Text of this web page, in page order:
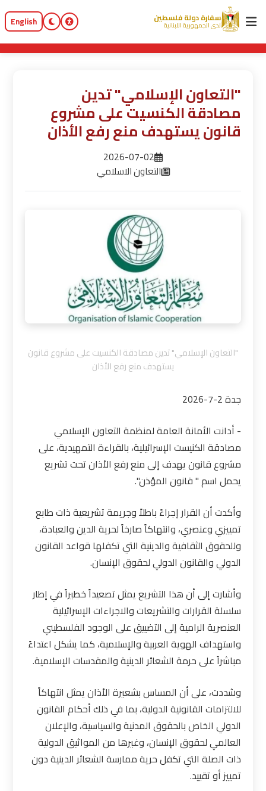
سفارة دولة فلسطين
لدى الجمهورية اللبنانية English
"التعاون الإسلامي" تدين
مصادقة الكنسيت على مشروع
قانون يستهدف منع رفع الأذان
2026-07-02
التعاون الاسلامي
"التعاون الإسلامي" تدين مصادقة الكنسيت على مشروع قانون
يستهدف منع رفع الأذان
جدة 2-7-2026
- أدانت الأمانة العامة لمنظمة التعاون الإسلامي
مصادقة الكنيست الإسرائيلية، بالقراءة التمهيدية، على
مشروع قانون يهدف إلى منع رفع الأذان تحت تشريع
يحمل اسم " قانون المؤذن".
وأكدت أن القرار إجراءً باطلاً وجريمة تشريعية ذات طابع
تمييزي وعنصري، وانتهاكاً صارخاً لحرية الدين والعبادة،
وللحقوق الثقافية والدينية التي تكفلها قواعد القانون
الدولي والقانون الدولي لحقوق الإنسان.
وأشارت إلى أن هذا التشريع يمثل تصعيداً خطيراً في إطار
سلسلة القرارات والتشريعات والاجراءات الإسرائيلية
العنصرية الرامية إلى التضييق على الوجود الفلسطيني
واستهداف الهوية العربية والإسلامية، كما يشكل اعتداءً
مباشراً على حرمة الشعائر الدينية والمقدسات الإسلامية.
وشددت، على أن المساس بشعيرة الأذان يمثل انتهاكاً
للالتزامات القانونية الدولية، بما في ذلك أحكام القانون
الدولي الخاص بالحقوق المدنية والسياسية، والإعلان
العالمي لحقوق الإنسان، وغيرها من المواثيق الدولية
ذات الصلة التي تكفل حرية ممارسة الشعائر الدينية دون
تمييز أو تقييد.